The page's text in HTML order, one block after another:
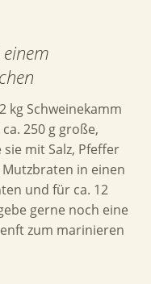
2 kg Schweinekamm
250 g große,
mit Salz, Pfeffer
in einen
und für ca. 12
gerne noch eine
zum marinieren